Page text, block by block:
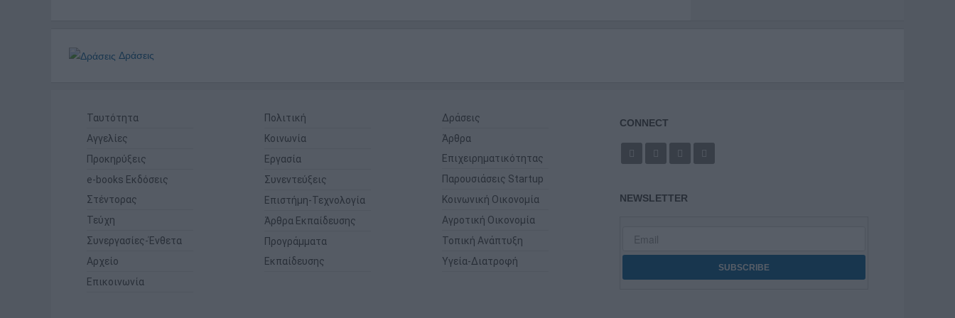
Δράσεις
Ταυτότητα
Αγγελίες
Προκηρύξεις
e-books Εκδόσεις
Στέντορας
Τεύχη
Συνεργασίες-Ένθετα
Αρχείο
Επικοινωνία
Πολιτική
Κοινωνία
Εργασία
Συνεντεύξεις
Επιστήμη-Τεχνολογία
Άρθρα Εκπαίδευσης
Προγράμματα
Εκπαίδευσης
Δράσεις
Άρθρα
Επιχειρηματικότητας
Παρουσιάσεις Startup
Κοινωνική Οικονομία
Αγροτική Οικονομία
Τοπική Ανάπτυξη
Υγεία-Διατροφή
CONNECT
NEWSLETTER